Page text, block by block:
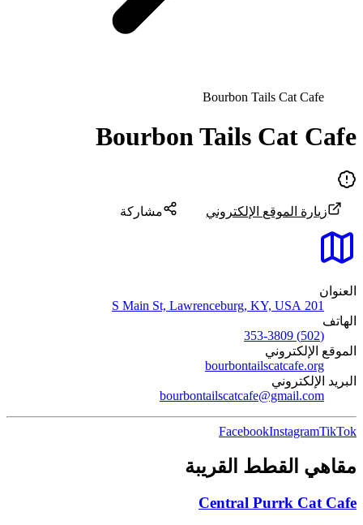
Bourbon Tails Cat Cafe
Bourbon Tails Cat Cafe
زيارة الموقع الإلكتروني مشاركة
العنوان
201 S Main St, Lawrenceburg, KY, USA
الهاتف
(502) 353-3809
الموقع الإلكتروني
bourbontailscatcafe.org
البريد الإلكتروني
bourbontailscatcafe@gmail.com
FacebookInstagramTikTok
مقاهي القطط القريبة
Central Purrk Cat Cafe